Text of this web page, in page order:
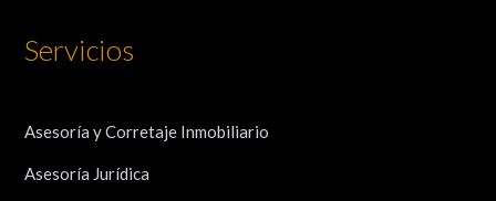
Servicios
Asesoría y Corretaje Inmobiliario
Asesoría Jurídica